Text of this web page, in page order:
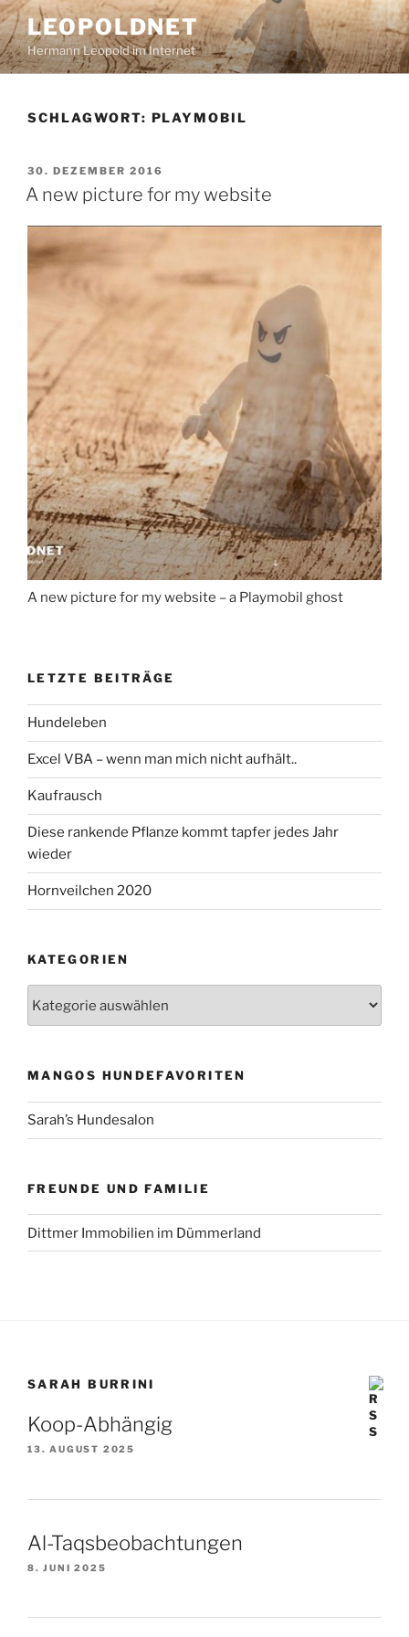
Zum
Inhalt
springen
LEOPOLDNET
Hermann Leopold im Internet
SCHLAGWORT: PLAYMOBIL
VERÖFFENTLICHT
AM
30. DEZEMBER 2016
A new picture for my website
A new picture for my website – a Playmobil ghost
LETZTE BEITRÄGE
Hundeleben
Excel VBA – wenn man mich nicht aufhält..
Kaufrausch
Diese rankende Pflanze kommt tapfer jedes Jahr
wieder
Hornveilchen 2020
KATEGORIEN
MANGOS HUNDEFAVORITEN
Sarah’s Hundesalon
FREUNDE UND FAMILIE
Dittmer Immobilien im Dümmerland
SARAH BURRINI
Koop-Abhängig
13. AUGUST 2025
Al-Taqsbeobachtungen
8. JUNI 2025